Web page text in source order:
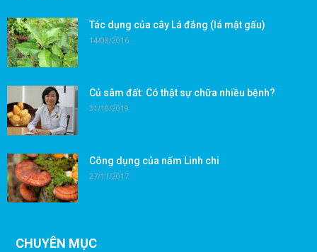
Tác dụng của cây Lá đắng (lá mật gấu)
14/08/2016
Củ sâm đất: Có thật sự chữa nhiều bệnh?
31/10/2019
Công dụng của nấm Linh chi
27/11/2017
CHUYÊN MỤC